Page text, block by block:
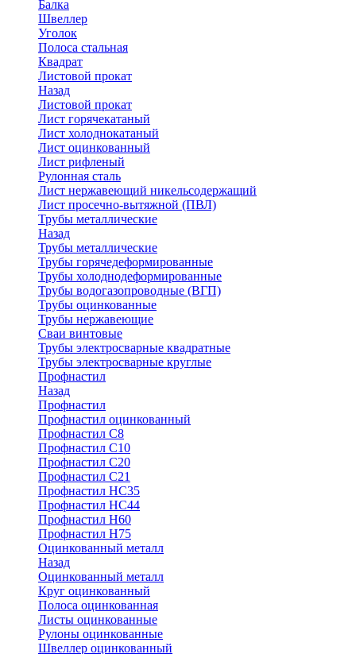
Балка
Швеллер
Уголок
Полоса стальная
Квадрат
Листовой прокат
Назад
Листовой прокат
Лист горячекатаный
Лист холоднокатаный
Лист оцинкованный
Лист рифленый
Рулонная сталь
Лист нержавеющий никельсодержащий
Лист просечно-вытяжной (ПВЛ)
Трубы металлические
Назад
Трубы металлические
Трубы горячедеформированные
Трубы холоднодеформированные
Трубы водогазопроводные (ВГП)
Трубы оцинкованные
Трубы нержавеющие
Сваи винтовые
Трубы электросварные квадратные
Трубы электросварные круглые
Профнастил
Назад
Профнастил
Профнастил оцинкованный
Профнастил С8
Профнастил С10
Профнастил С20
Профнастил С21
Профнастил НС35
Профнастил НС44
Профнастил Н60
Профнастил Н75
Оцинкованный металл
Назад
Оцинкованный металл
Круг оцинкованный
Полоса оцинкованная
Листы оцинкованные
Рулоны оцинкованные
Швеллер оцинкованный